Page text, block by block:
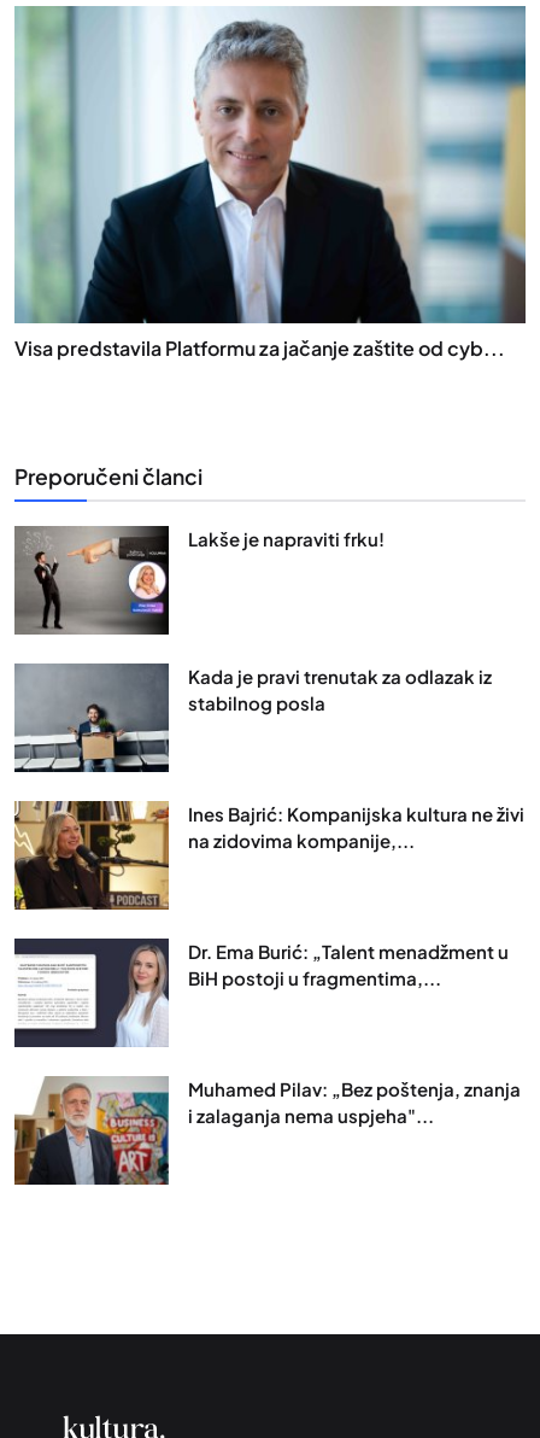
Visa predstavila Platformu za jačanje zaštite od cyb...
Preporučeni članci
Lakše je napraviti frku!
Kada je pravi trenutak za odlazak iz
stabilnog posla
Ines Bajrić: Kompanijska kultura ne živi
na zidovima kompanije,...
Dr. Ema Burić: „Talent menadžment u
BiH postoji u fragmentima,...
Muhamed Pilav: „Bez poštenja, znanja
i zalaganja nema uspjeha"...